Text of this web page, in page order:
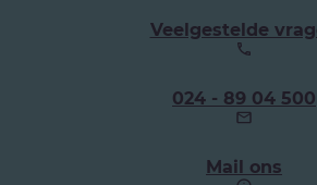
Veelgestelde
Ons
024 - 89 04 500
Mail ons